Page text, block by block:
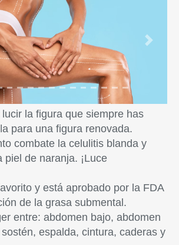
Next
lucir la figura que siempre has
para una figura renovada.
combate la celulitis blanda y
piel de naranja. ¡Luce
y está aprobado por la FDA
de la grasa submental.
entre: abdomen bajo, abdomen
espalda, cintura, caderas y